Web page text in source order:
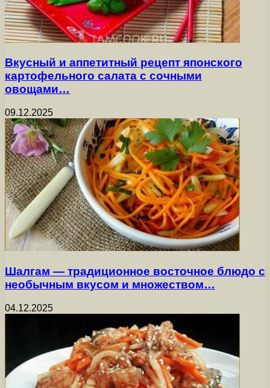
Вкусный и аппетитный рецепт японского
картофельного салата с сочными
овощами…
09.12.2025
Шалгам — традиционное восточное блюдо с
необычным вкусом и множеством…
04.12.2025